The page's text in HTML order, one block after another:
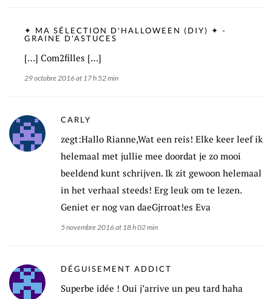
✦ MA SÉLECTION D'HALLOWEEN (DIY) ✦ -
GRAINE D'ASTUCES
[…] Com2filles […]
29 octobre 2016 at 17 h 52 min
CARLY
zegt:Hallo Rianne,Wat een reis! Elke keer leef ik
helemaal met jullie mee doordat je zo mooi
beeldend kunt schrijven. Ik zit gewoon helemaal
in het verhaal steeds! Erg leuk om te lezen.
Geniet er nog van daeGjrroat!es Eva
5 novembre 2016 at 18 h 02 min
DÉGUISEMENT ADDICT
Superbe idée ! Oui j’arrive un peu tard haha